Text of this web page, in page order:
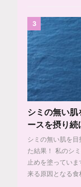
3
シミの無い肌
ースを摂り続
シミの無い肌を
た結果！ 私のシ
止めを塗ってい
来る原因となる